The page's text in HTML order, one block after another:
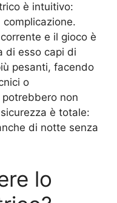
è intuitivo:
e il gioco è
di esso capi di
pesanti, facendo
o
non
è totale:
di notte senza
lo